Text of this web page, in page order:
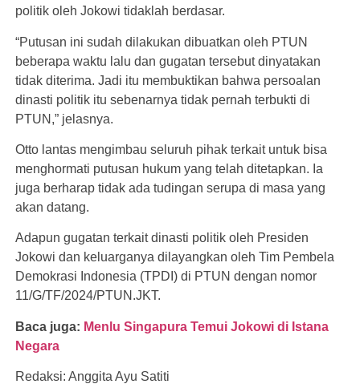
politik oleh Jokowi tidaklah berdasar.
“Putusan ini sudah dilakukan dibuatkan oleh PTUN
beberapa waktu lalu dan gugatan tersebut dinyatakan
tidak diterima. Jadi itu membuktikan bahwa persoalan
dinasti politik itu sebenarnya tidak pernah terbukti di
PTUN,” jelasnya.
Otto lantas mengimbau seluruh pihak terkait untuk bisa
menghormati putusan hukum yang telah ditetapkan. Ia
juga berharap tidak ada tudingan serupa di masa yang
akan datang.
Adapun gugatan terkait dinasti politik oleh Presiden
Jokowi dan keluarganya dilayangkan oleh Tim Pembela
Demokrasi Indonesia (TPDI) di PTUN dengan nomor
11/G/TF/2024/PTUN.JKT.
Baca juga: Menlu Singapura Temui Jokowi di Istana
Negara
Redaksi: Anggita Ayu Satiti